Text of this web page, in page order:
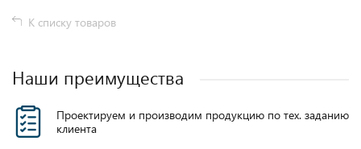
К списку товаров
Наши преимущества
Проектируем и производим продукцию по тех. заданию
клиента